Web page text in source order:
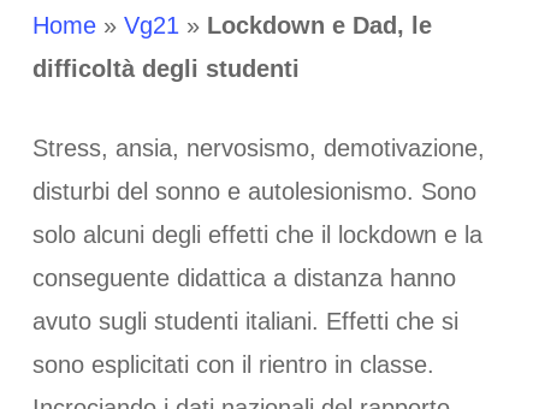
Home» Vg21 » Lockdown e Dad, le
difficoltà degli studenti
Stress, ansia, nervosismo, demotivazione,
disturbi del sonno e autolesionismo. Sono
solo alcuni degli effetti che il lockdown e la
conseguente didattica a distanza hanno
avuto sugli studenti italiani. Effetti che si
sono esplicitati con il rientro in classe.